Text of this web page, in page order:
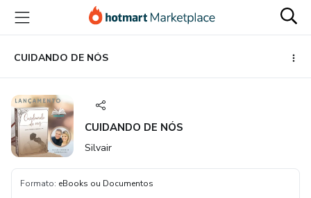
para
conteúdo
principal
para
pagamento
para
rodapé
CUIDANDO DE NÓS
CUIDANDO DE NÓS
Silvair
Formato: eBooks ou Documentos